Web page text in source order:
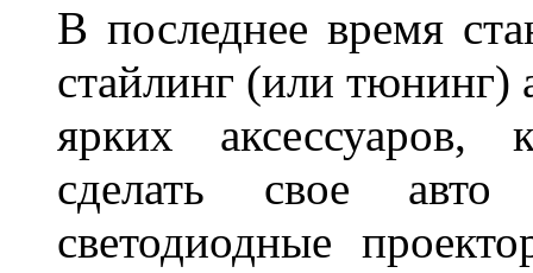
В последнее время
стайлинг (или тюнинг)
ярких аксессуаров,
сделать свое
светодиодные